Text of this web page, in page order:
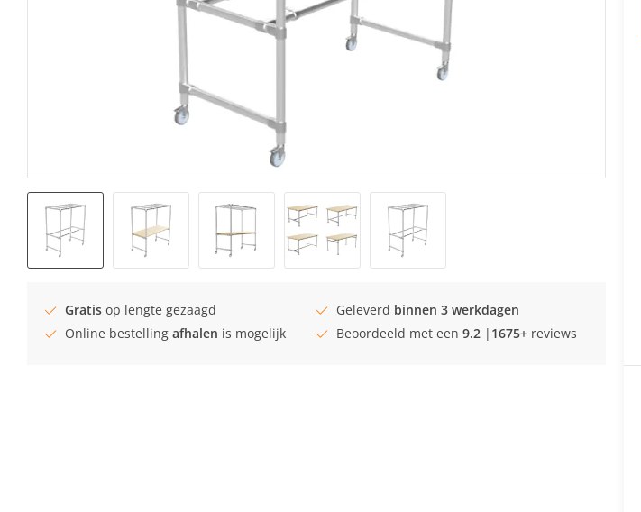
Gratis op lengte gezaagd Geleverd binnen 3 werkdagen
Online bestelling afhalen is mogelijk Beoordeeld met een 9.2 | 1675+ reviews